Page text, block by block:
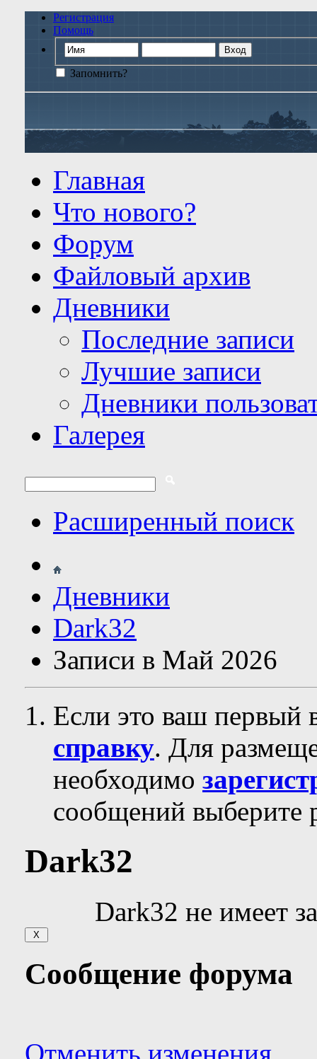
Регистрация
Помощь
Запомнить?
Главная
Что нового?
Форум
Файловый архив
Дневники
Последние записи
Лучшие записи
Дневники
Галерея
Расширенный поиск
Дневники
Dark32
Записи в Май 2026
Если это ваш первый
справку. Для
необходимо
сообщений выберите
Dark32
Dark32 не имеет
Сообщение форума
Отменить изменения